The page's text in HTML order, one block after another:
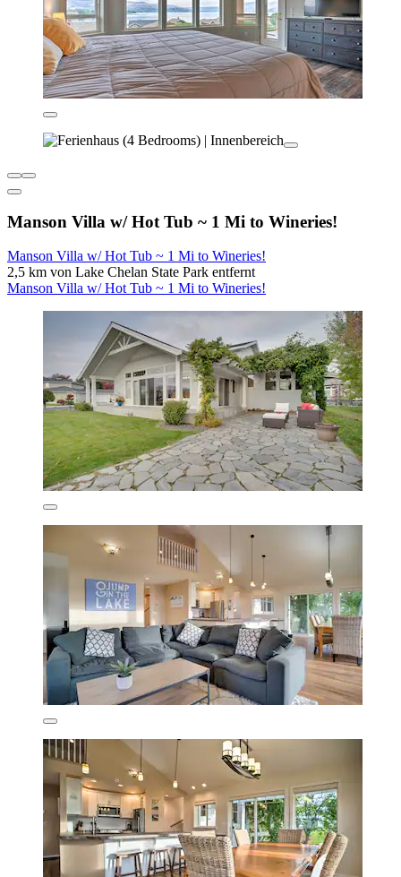
Manson Villa w/ Hot Tub ~ 1 Mi to Wineries!
Manson Villa w/ Hot Tub ~ 1 Mi to Wineries!
2,5 km von Lake Chelan State Park entfernt
Manson Villa w/ Hot Tub ~ 1 Mi to Wineries!